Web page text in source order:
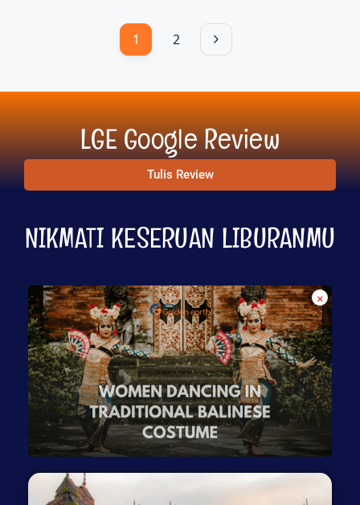
1 2
LGE Google Review
Tulis Review
NIKMATI KESERUAN LIBURANMU
×